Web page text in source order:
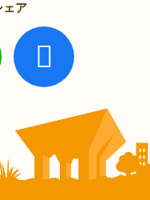
ェア